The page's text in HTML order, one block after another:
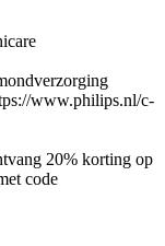
www.philips.nl/c-
20% korting op
code